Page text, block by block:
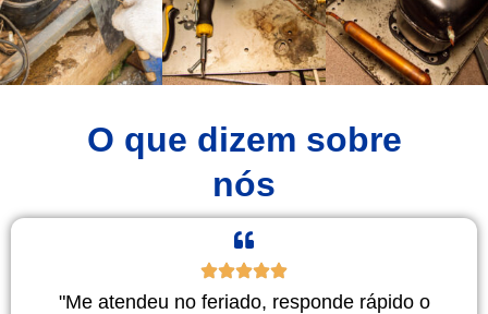
O que dizem sobre
nós
"Me atendeu no feriado, responde rápido o